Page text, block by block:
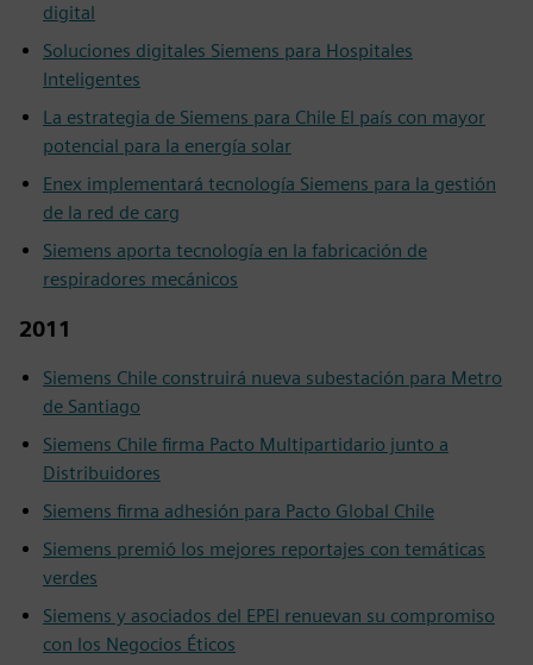
digital
Soluciones digitales Siemens para Hospitales
Inteligentes
La estrategia de Siemens para Chile El país con mayor
potencial para la energía solar
Enex implementará tecnología Siemens para la gestión
de la red de carg
Siemens aporta tecnología en la fabricación de
respiradores mecánicos
2011
Siemens Chile construirá nueva subestación para Metro
de Santiago
Siemens Chile firma Pacto Multipartidario junto a
Distribuidores
Siemens firma adhesión para Pacto Global Chile
Siemens premió los mejores reportajes con temáticas
verdes
Siemens y asociados del EPEI renuevan su compromiso
con los Negocios Éticos